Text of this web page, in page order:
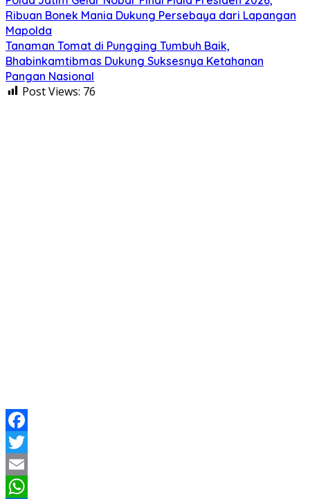
Ribuan Bonek Mania Dukung Persebaya dari Lapangan
Mapolda
Tanaman Tomat di Pungging Tumbuh Baik,
Bhabinkamtibmas Dukung Suksesnya Ketahanan
Pangan Nasional
Post Views: 76
Facebook
Twitter
Email